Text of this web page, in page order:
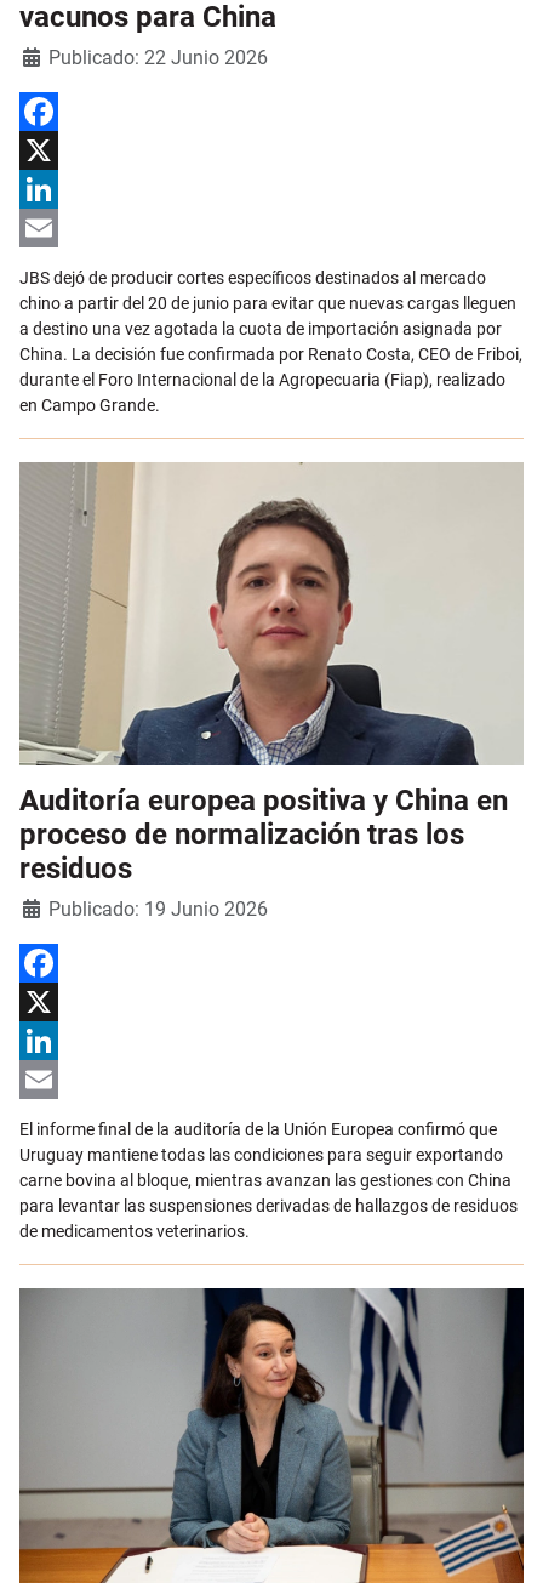
vacunos para China
DetallesPublicado: 22 Junio 2026
Facebook
X
LinkedIn
Email
JBS dejó de producir cortes específicos destinados al mercado
chino a partir del 20 de junio para evitar que nuevas cargas lleguen
a destino una vez agotada la cuota de importación asignada por
China. La decisión fue confirmada por Renato Costa, CEO de Friboi,
durante el Foro Internacional de la Agropecuaria (Fiap), realizado
en Campo Grande.
Auditoría europea positiva y China en
proceso de normalización tras los
residuos
DetallesPublicado: 19 Junio 2026
Facebook
X
LinkedIn
Email
El informe final de la auditoría de la Unión Europea confirmó que
Uruguay mantiene todas las condiciones para seguir exportando
carne bovina al bloque, mientras avanzan las gestiones con China
para levantar las suspensiones derivadas de hallazgos de residuos
de medicamentos veterinarios.